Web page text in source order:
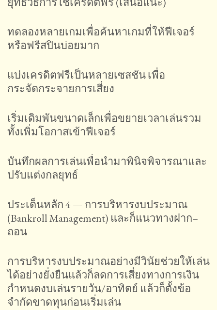
ทดลองหลายเกมเพื่อค้นหาเกมที่ให้ฟีเจอร์
หรือฟรีสปินบ่อยมาก
แบ่งเครดิตฟรีเป็นหลายเซสชัน เพื่อ
กระจัดกระจายการเสี่ยง
เริ่มเดิมพันขนาดเล็กเพื่อขยายเวลาเล่นรวม
ทั้งเพิ่มโอกาสเข้าฟีเจอร์
บันทึกผลการเล่นเพื่อนำมาพินิจพิจารณาและ
ปรับแต่งกลยุทธ์
ประเด็นหลัก 4 — การบริหารงบประมาณ
(Bankroll Management) และก็แนวทางฝาก–
ถอน
การบริหารงบประมาณอย่างมีวินัยช่วยให้เล่น
ได้อย่างยั่งยืนแล้วก็ลดการเสี่ยงทางการเงิน
กำหนดงบเล่นรายวัน/อาทิตย์ แล้วก็ตั้งข้อ
จำกัดขาดทุนก่อนเริ่มเล่น